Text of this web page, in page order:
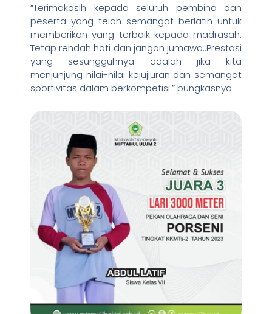
“Terimakasih kepada seluruh pembina dan
peserta yang telah semangat berlatih untuk
memberikan yang terbaik kepada madrasah.
Tetap rendah hati dan jangan jumawa..Prestasi
yang sesungguhnya adalah jika kita
menjunjung nilai-nilai kejujiuran dan semangat
sportivitas dalam berkompetisi.” pungkasnya